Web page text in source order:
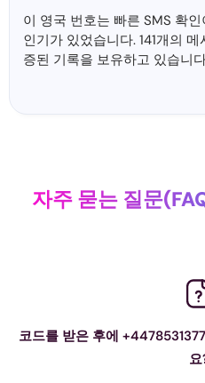
이 영국 번호는 빠른 SMS 확
인기가 있었습니다. 141개의
증된 기록을 보유하고 있습니
자주 묻는 질문
코드를 받은 후에